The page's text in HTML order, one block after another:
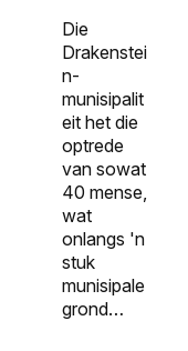
Die
Drakenstei
n-
munisipalit
eit het die
optrede
van sowat
40 mense,
wat
onlangs 'n
stuk
munisipale
grond…